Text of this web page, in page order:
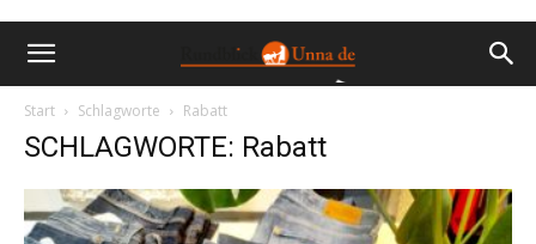
Start Schlagworte Rabatt
SCHLAGWORTE: Rabatt